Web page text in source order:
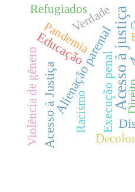
Acesso à justiça
Execução penal
Alienação parental
Educação
Acesso à Justiça
Pandemia
Verdade
Racismo
Violência de gênero
Refugiados